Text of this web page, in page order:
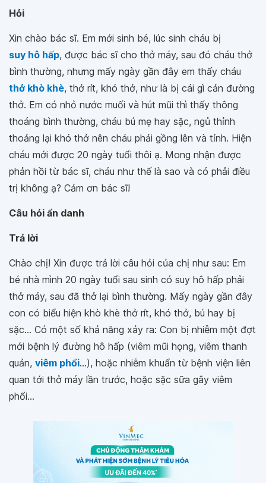
Hỏi
Xin chào bác sĩ. Em mới sinh bé, lúc sinh cháu bị
suy hô hấp, được bác sĩ cho thở máy, sau đó cháu thở
bình thường, nhưng mấy ngày gần đây em thấy cháu
thở khò khè, thở rít, khó thở, như là bị cái gì cản đường
thở. Em có nhỏ nước muối và hút mũi thì thấy thông
thoáng bình thường, cháu bú mẹ hay sặc, ngủ thỉnh
thoảng lại khó thở nên cháu phải gồng lên và tỉnh. Hiện
cháu mới được 20 ngày tuổi thôi ạ. Mong nhận được
phản hồi từ bác sĩ, cháu như thế là sao và có phải điều
trị không ạ? Cảm ơn bác sĩ!
Câu hỏi ẩn danh
Trả lời
Chào chị! Xin được trả lời câu hỏi của chị như sau: Em
bé nhà mình 20 ngày tuổi sau sinh có suy hô hấp phải
thở máy, sau đã thở lại bình thường. Mấy ngày gần đây
con có biểu hiện khò khè thở rít, khó thở, bú hay bị
sặc... Có một số khả năng xảy ra: Con bị nhiễm một đợt
mới bệnh lý đường hô hấp (viêm mũi họng, viêm thanh
quản, viêm phổi...), hoặc nhiễm khuẩn từ bệnh viện liên
quan tới thở máy lần trước, hoặc sặc sữa gây viêm
phổi...